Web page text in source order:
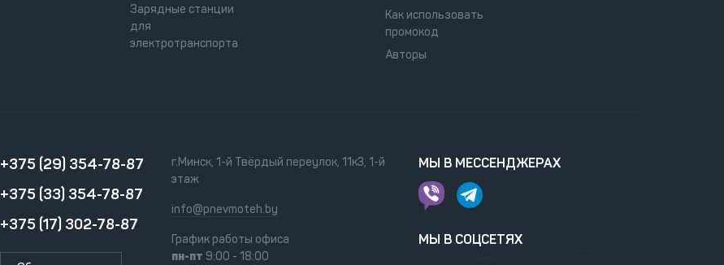
Зарядные станции
для
электротранспорта
Как использовать
промокод
Авторы
+375 (29) 354-78-87
+375 (33) 354-78-87
+375 (17) 302-78-87
г.Минск, 1-й Твёрдый переулок, 11к3, 1-й
этаж
info@pnevmoteh.by
График работы офиса
пн-пт 9:00 - 18:00
МЫ В МЕССЕНДЖЕРАХ
МЫ В СОЦСЕТЯХ